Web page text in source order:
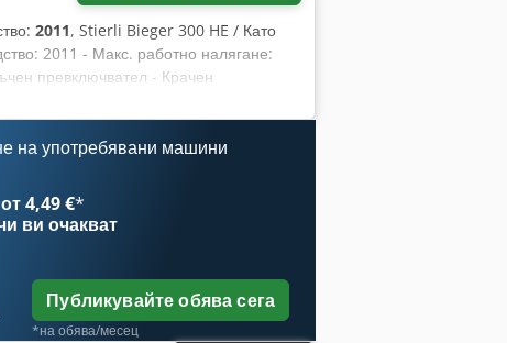
2011, Stierli Bieger 300 HE / Като
2011 - Макс. работно налягане:
превключвател - Крачен
Aaszbtfhs Isk - Документация
в описанието е запазено.
на употребявани машини
4,49 €*
ви очакват
Публикувайте обява сега
*на обява/месец